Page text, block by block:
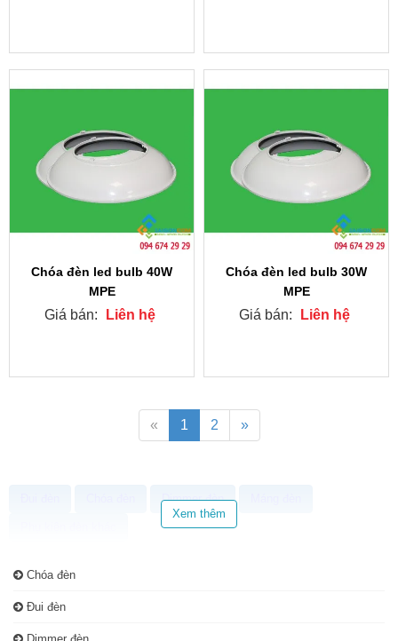
Chóa đèn led bulb 40W
MPE
Giá bán: Liên hệ
Chóa đèn led bulb 30W
MPE
Giá bán: Liên hệ
« 1 2 »
Dimmer đèn
Xem thêm
Chóa đèn
Đui đèn